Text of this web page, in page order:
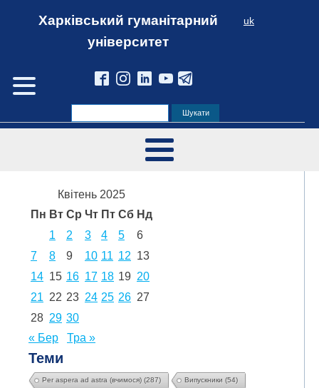
Харківський гуманітарний
університет
uk
Квітень 2025
Пн Вт Ср Чт Пт Сб Нд
1
2 3 4 5
6
7
8 9 10 11 12 13
14 15 16 17 18 19 20
21 22 23 24 25 26 27
28 29 30
« Бер
Тра »
Теми
Per aspera ad astra (вчимося) (287) Випускники (54)